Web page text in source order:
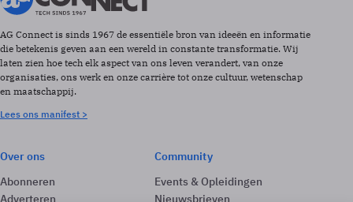
AG Connect is sinds 1967 de essentiële bron van ideeën en informatie
die betekenis geven aan een wereld in constante transformatie. Wij
laten zien hoe tech elk aspect van ons leven verandert, van onze
organisaties, ons werk en onze carrière tot onze cultuur, wetenschap
en maatschappij.
Lees ons manifest >
Over ons
Abonneren
Adverteren
Community
Events & Opleidingen
Nieuwsbrieven